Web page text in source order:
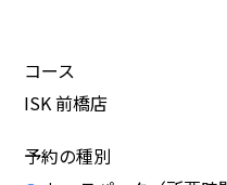
コース
ISK 前橋店
予約の種別